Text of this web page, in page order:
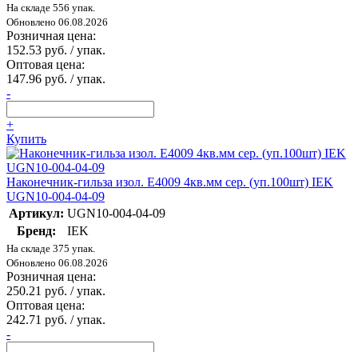
На складе 556 упак.
Обновлено 06.08.2026
Розничная цена:
152.53 руб. / упак.
Оптовая цена:
147.96 руб. / упак.
-
+
Купить
Наконечник-гильза изол. Е4009 4кв.мм сер. (уп.100шт) IEK
UGN10-004-04-09
Артикул: UGN10-004-04-09
Бренд:
IEK
На складе 375 упак.
Обновлено 06.08.2026
Розничная цена:
250.21 руб. / упак.
Оптовая цена:
242.71 руб. / упак.
-